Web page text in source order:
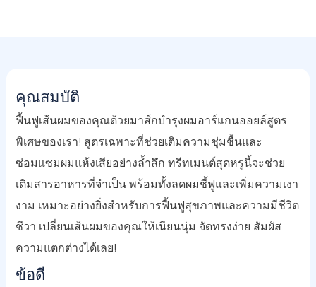
คุณสมบัติ
ฟื้นฟูเส้นผมของคุณด้วยมาส์กบำรุงผมอาร์แกนออยล์สูตร
พิเศษของเรา! สูตรเฉพาะที่ช่วยเติมความชุ่มชื้นและ
ซ่อมแซมผมแห้งเสียอย่างล้ำลึก ทรีทเมนต์สุดหรูนี้จะช่วย
เติมสารอาหารที่จำเป็น พร้อมทั้งลดผมชี้ฟูและเพิ่มความเงา
งาม เหมาะอย่างยิ่งสำหรับการฟื้นฟูสุขภาพและความมีชีวิต
ชีวา เปลี่ยนเส้นผมของคุณให้เนียนนุ่ม จัดทรงง่าย สัมผัส
ความแตกต่างได้เลย!
ข้อดี